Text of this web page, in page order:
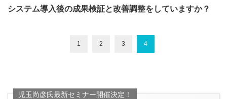
システム導入後の成果検証と改善調整をしていますか？
1 2 3 4
児玉尚彦氏最新セミナー開催決定！